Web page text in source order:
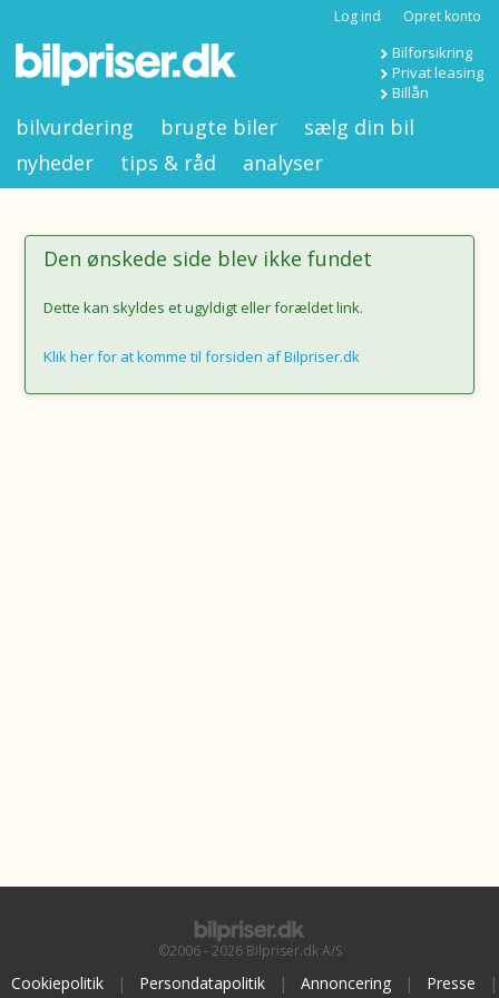
Log ind Opret konto
Bilforsikring
Privat leasing
Billån
bilvurdering brugte biler
sælg din bil
nyheder
tips & råd analyser
Den ønskede side blev ikke fundet
Dette kan skyldes et ugyldigt eller forældet link.
Klik her for at komme til forsiden af Bilpriser.dk
©2006 - 2026 Bilpriser.dk A/S
Cookiepolitik | Persondatapolitik | Annoncering | Presse
|